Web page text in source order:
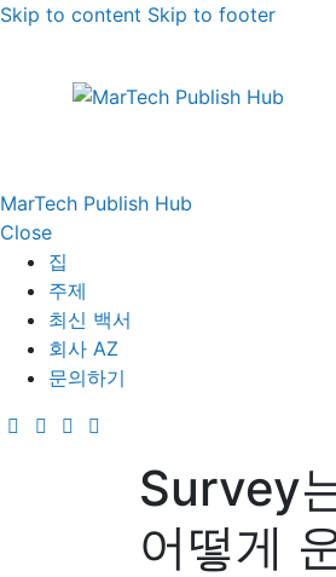
Skip to content Skip to footer
MarTech Publish Hub
Close
집
주제
최신 백서
회사 AZ
문의하기
Survey
어떻게